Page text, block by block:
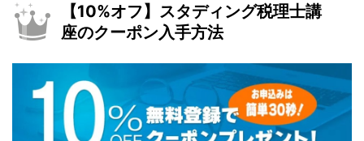
【10%オフ】スタディング税理士講
座のクーポン入手方法